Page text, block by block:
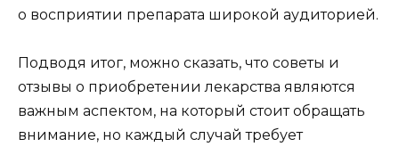
о восприятии препарата широкой аудиторией.
Подводя итог, можно сказать, что советы и
отзывы о приобретении лекарства являются
важным аспектом, на который стоит обращать
внимание, но каждый случай требует